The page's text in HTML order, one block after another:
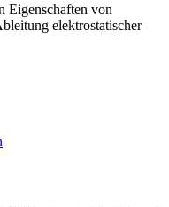
Eigenschaften von
elektrostatischer